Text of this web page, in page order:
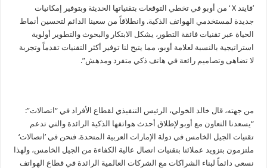
’فايند X ‘ من أوبو في تخطي التوقعات بتقنياتها الحديثة وبتوفير إمكانيات
جديدة لمستخدمي الهواتف الذكية. وانطلاقاً من سعينا الدائم لتحسين أنماط
الحياة عبر تقنيات فائقة التطور، يشكل الابتكار والبحوث والتطوير أولوية
استراتيجية بالنسبة لعلامة أوبو، مما يتيح لنا توفير أكثر التقنيات تقدماً وتجربة
لا تضاهى وتصاميم رائعة في هاتف ذكي متفرد ومدهش”.
من جهته، قال خالد الخولي، الرئيس التنفيذي لقطاع الأفراد في “اتصالات”:
“يسعدنا التعاون مع أوبو لإطلاق أحدث هواتفها الذكية الرائدة والتي تدعم
تقنيات الجيل الخامس في دولة الإمارات العربية المتحدة. فنحن في ’اتصالات‘
ملتزمون بتزويد عملائنا بتقنيات اتصال عالية الكفاءة من الجيل الخامس، ولهذا
نسعى دائماً لبناء الشراكات مع الشركات العالمية الرائدة في قطاع الهواتف